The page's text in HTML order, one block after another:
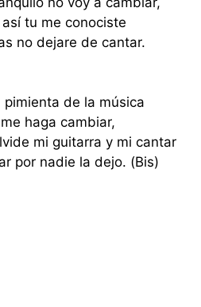
tu me conociste
no dejare de cantar.
de la música
haga cambiar,
mi guitarra y mi cantar
por nadie la dejo. (Bis)